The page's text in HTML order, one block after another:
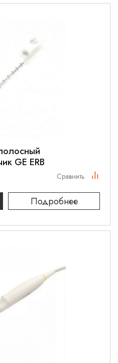
GE ERB
Подробнее
Сравнить